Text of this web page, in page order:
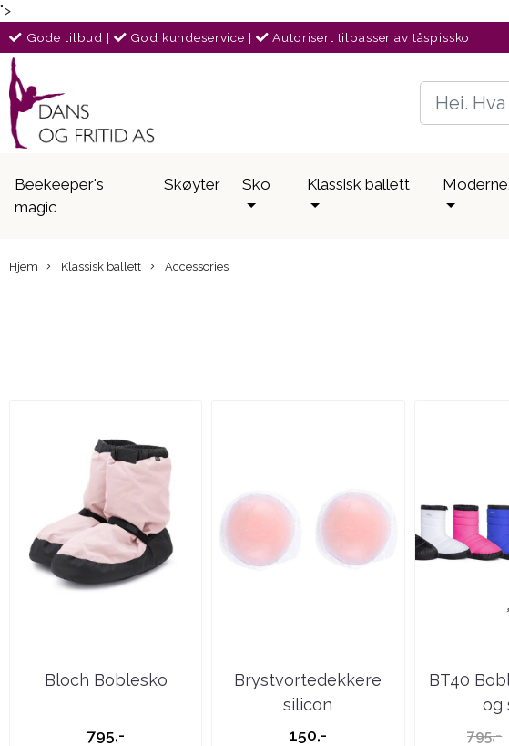
">
Gode tilbud | God kundeservice | Autorisert tilpasser av tåspissko
Beekeeper's
magic
Skøyter Sko Klassisk ballett
Hjem Klassisk ballett Accessories
Bloch Boblesko
795,-
Brystvortedekkere
silicon
150,-
BT40
og
795,-